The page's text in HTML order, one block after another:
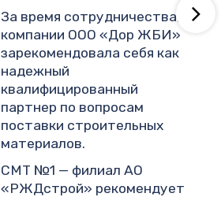
За время сотрудничества,
компании ООО «Дор ЖБИ»
зарекомендовала себя как
надежный
квалифицированный
партнер по вопросам
поставки строительных
материалов.
СМТ №1 — филиал АО
«РЖДстрой» рекомендует